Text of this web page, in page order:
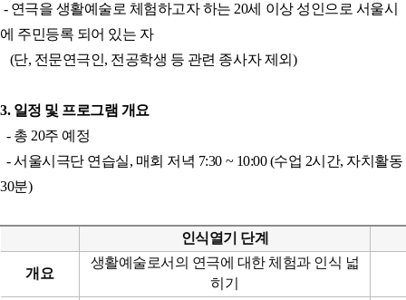
- 연극을 생활예술로 체험하고자 하는 20세 이상 성인으로 서울시
에 주민등록 되어 있는 자
(단, 전문연극인, 전공학생 등 관련 종사자 제외)
3. 일정 및 프로그램 개요
- 총 20주 예정
- 서울시극단 연습실, 매회 저녁 7:30 ~ 10:00 (수업 2시간, 자치활동
30분)
인식열기 단계
개요
생활예술로서의 연극에 대한 체험과 인식 넓
히기